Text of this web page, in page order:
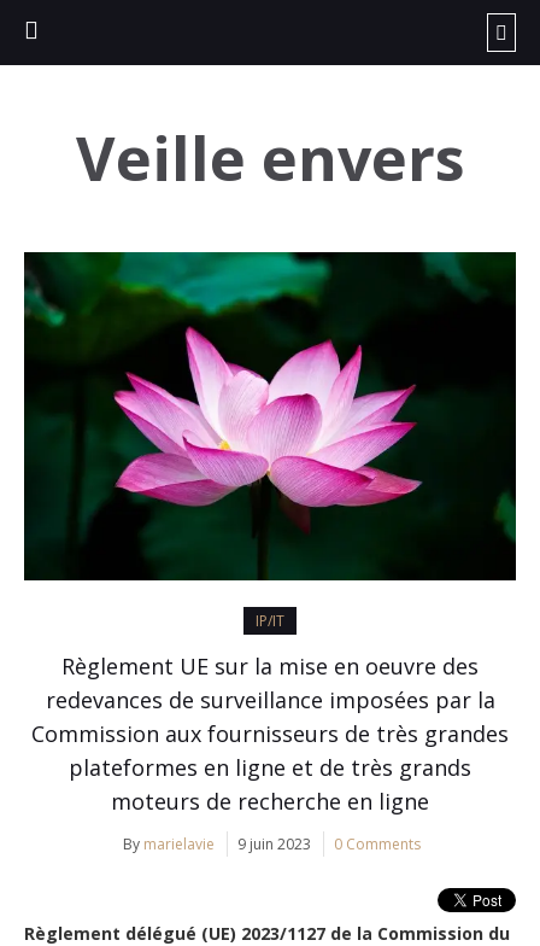
Veille envers
IP/IT
Règlement UE sur la mise en oeuvre des
redevances de surveillance imposées par la
Commission aux fournisseurs de très grandes
plateformes en ligne et de très grands
moteurs de recherche en ligne
By marielavie 9 juin 2023 0 Comments
Règlement délégué (UE) 2023/1127 de la Commission du